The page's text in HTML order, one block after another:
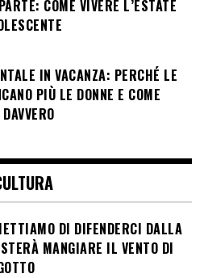
COME VIVERE L’ESTATE
IN VACANZA: PERCHÉ LE
PIÙ LE DONNE E COME
DI DIFENDERCI DALLA
MANGIARE IL VENTO DI